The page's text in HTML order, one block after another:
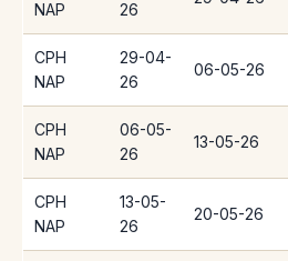
NAP
26
CPH
NAP
29-04-
26
06-05-26
CPH
NAP
06-05-
26
13-05-26
CPH
NAP
13-05-
26
20-05-26